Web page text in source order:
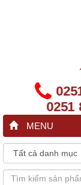
0251
MENU